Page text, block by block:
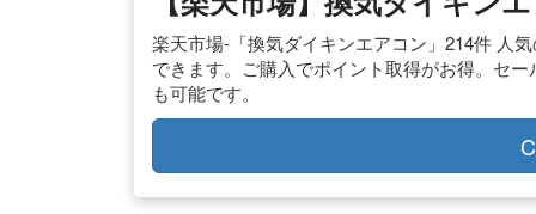
楽天市場-「換気ダイキンエアコン」214件 人
できます。ご購入でポイント取得がお得。セ
も可能です。